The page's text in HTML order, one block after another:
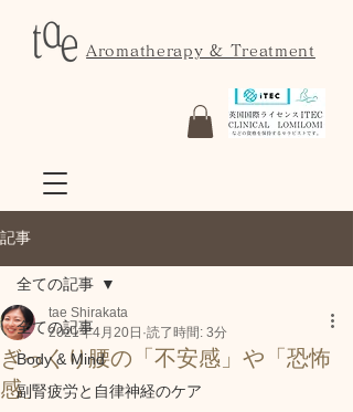
Aromatherapy & Treatment
記事
全ての記事
Body & Mind
副腎疲労と自律神経のケア
全ての記事
ぎっくり腰の「不安感」や「恐怖
感」
tae Shirakata
2021年4月20日 読了時間: 3分